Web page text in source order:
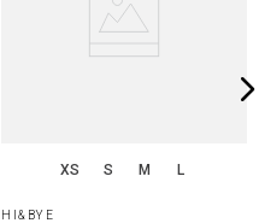
XS S M L
HI&BYE